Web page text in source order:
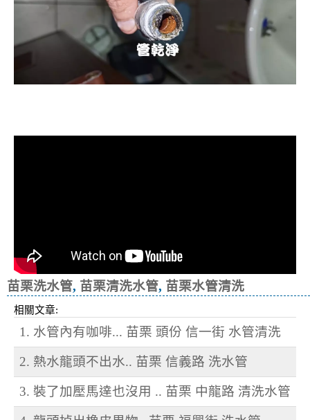
苗栗洗水管, 苗栗清洗水管, 苗栗水管清洗
相關文章:
1. 水管內有咖啡... 苗栗 頭份 信一街 水管清洗
2. 熱水龍頭不出水.. 苗栗 信義路 洗水管
3. 裝了加壓馬達也沒用 .. 苗栗 中龍路 清洗水管